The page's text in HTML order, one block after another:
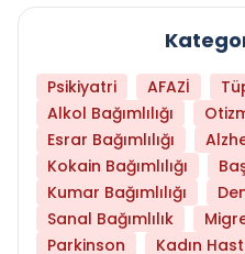
Psikiyatri AFAZİ
Alkol Bağımlılığı
Esrar Bağımlılığı
Kokain Bağımlılığı
Kumar Bağımlılığı
Sanal Bağımlılık
Parkinson
Kadın